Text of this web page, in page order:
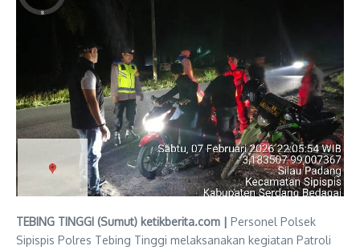
TEBING TINGGI (Sumut) ketikberita.com | Personel Polsek
Sipispis Polres Tebing Tinggi melaksanakan kegiatan Patroli